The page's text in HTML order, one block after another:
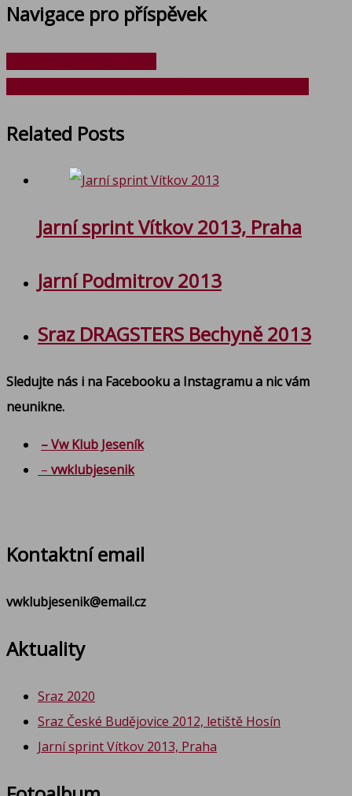
Navigace pro příspěvek
Related Posts
Jarní sprint Vítkov 2013, Praha
Jarní Podmitrov 2013
Sraz DRAGSTERS Bechyně 2013
Sledujte nás i na Facebooku a Instagramu a nic vám
neunikne.
– Vw Klub Jeseník
– vwklubjesenik
Kontaktní email
vwklubjesenik@email.cz
Aktuality
Sraz 2020
Sraz České Budějovice 2012, letiště Hosín
Jarní sprint Vítkov 2013, Praha